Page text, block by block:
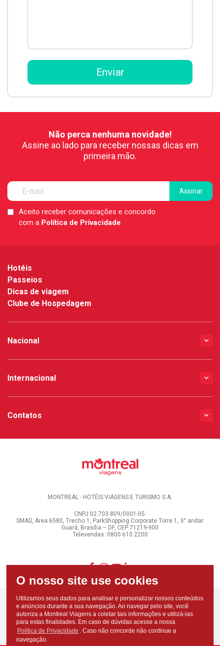
Não perca nenhuma novidade!
Assine ao lado para receber nossas dicas em
primeira mão.
LGPDAceito receber comunicações e concordo
com a Política de Privacidade
Hotéis
Passeios
Dicas de viagem
Clube de Hospedagem
Nacional
Internacional
Contatos
MONTREAL - HOTÉIS VIAGENS E TURISMO S.A.
CNPJ 02.703.809/0001-05.
SMAS, Área 6580, Trecho 1, ParkShopping Corporate Torre 1, 3° andar.
Guará, Brasília – DF, CEP 71219-900
Televendas: 0800 610 2200
Utilizamos seus dados para analisar e personalizar nossos conteúdos
e anúncios durante a sua navegação. Ao navegar pelo site, você
autoriza a Montreal Viagens a coletar tais informações e utilizá-las
para estas finalidades. Em caso de dúvidas acesse a nossa
Politica de Privacidade . Caso não concorde não continue a
navegação.